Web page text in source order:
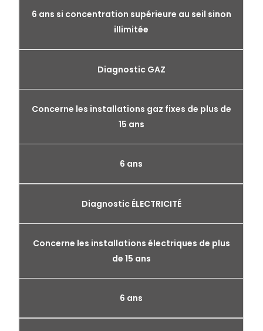
6 ans si concentration supérieure au seil sinon
illimitée
Diagnostic GAZ
Concerne les installations gaz fixes de plus de
15 ans
6 ans
Diagnostic ÉLECTRICITÉ
Concerne les installations électriques de plus
de 15 ans
6 ans